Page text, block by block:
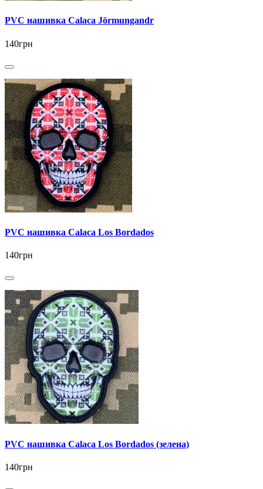
PVC нашивка Calaca Jörmungandr
140грн
PVC нашивка Calaca Los Bordados
140грн
PVC нашивка Calaca Los Bordados (зелена)
140грн